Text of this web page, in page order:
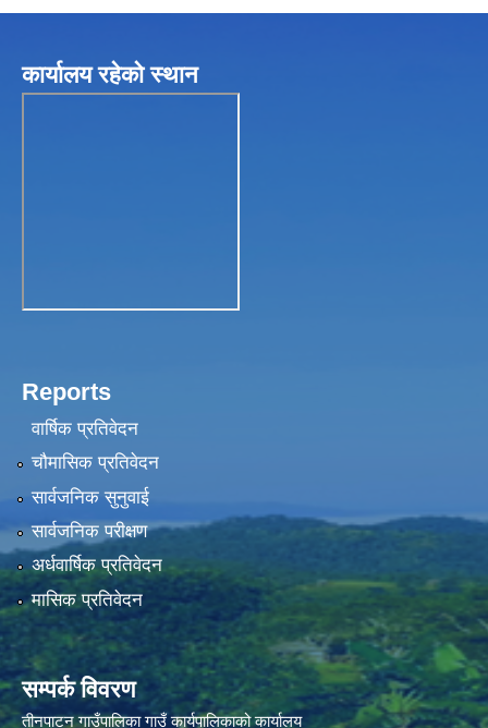
कार्यालय रहेकाे स्थान
Reports
वार्षिक प्रतिवेदन
चौमासिक प्रतिवेदन
सार्वजनिक सुनुवाई
सार्वजनिक परीक्षण
अर्धवार्षिक प्रतिवेदन
मासिक प्रतिवेदन
सम्पर्क विवरण
तीनपाटन गाउँपालिका गाउँ कार्यपालिकाको कार्यालय